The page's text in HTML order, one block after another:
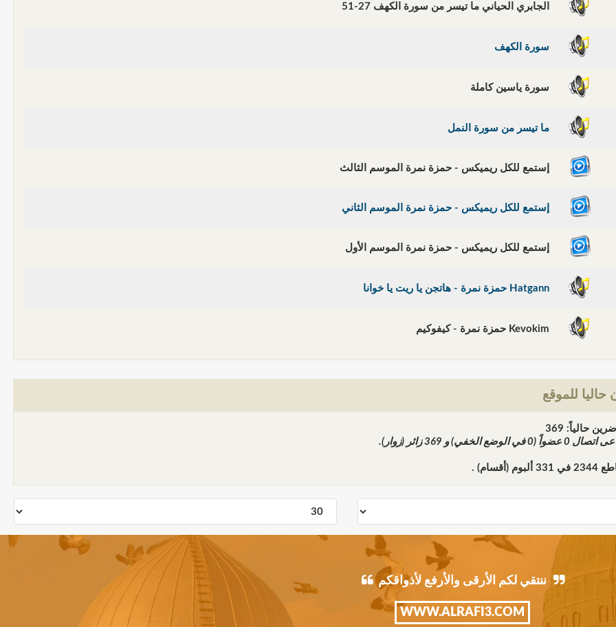
الجابري الحياني ما تيسر من سورة الكهف 27-51
سورة الكهف
سورة ياسين كاملة
ما تيسر من سورة النمل
إستمع للكل ريميكس - حمزة نمرة الموسم الثالث
إستمع للكل ريميكس - حمزة نمرة الموسم الثاني
إستمع للكل ريميكس - حمزة نمرة الموسم الأول
Hatgann حمزة نمرة - هاتجن يا ريت يا خوانا
حاليا للموقع
حالياً: 369
عى اتصال0 عضواً (0 في الوضع الخفي) و 369زائر (زوار).
2344في 331ألبوم (أقسام) .
ننتقي لكم الأرقى والأرفع لأذواقكم
WWW.ALRAFI3.COM